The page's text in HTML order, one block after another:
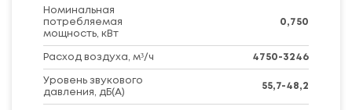
Номинальная
потребляемая
мощность, кВт
0,750
Расход воздуха, м³/ч 4750-3246
Уровень звукового
давления, дБ(А)
55,7-48,2